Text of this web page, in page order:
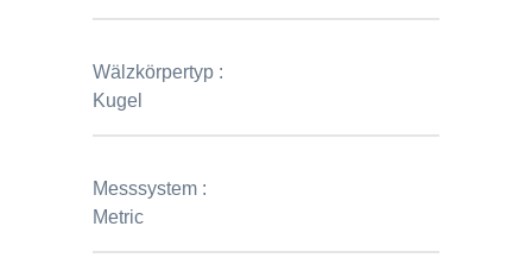
Wälzkörpertyp :
Kugel
Messsystem :
Metric